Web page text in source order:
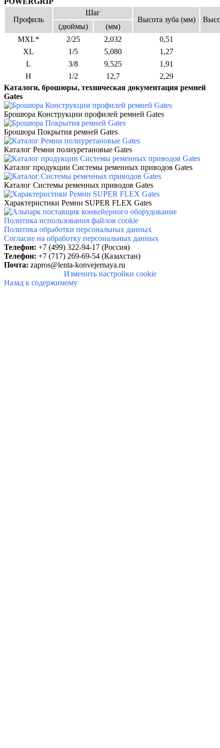
Профиль
Шаг
Высота зуба (мм)
(дюймы)
(мм)
MXL*
2/25 2,032
0,51
XL
1/5 5,080
1,27
L
3/8 9,525
1,91
H
1/2 12,7
2,29
Каталоги, брошюры, техническая документация ремней
Gates
Брошюра Конструкции профилей ремней Gates
Брошюра Покрытия ремней Gates
Каталог Ремни полиуретановые Gates
Каталог продукции Системы ременных приводов Gates
Каталог Системы ременных приводов Gates
Характеристики Ремни SUPER FLEX Gates
Политика использования файлов cookie
Политика обработки персональных данных
Согласие на обработку персональных данных
Телефон: +7 (499) 322-94-17 (Россия)
Телефон: +7 (717) 269-69-54 (Казахстан)
Почта: zapros@lenta-konvejernaya.ru
Изменить настройки cookie
Назад к содержимому